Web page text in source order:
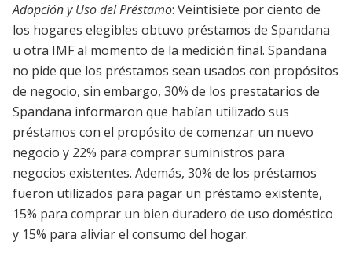
Adopción y Uso del Préstamo: Veintisiete por ciento de
los hogares elegibles obtuvo préstamos de Spandana
u otra IMF al momento de la medición final. Spandana
no pide que los préstamos sean usados con propósitos
de negocio, sin embargo, 30% de los prestatarios de
Spandana informaron que habían utilizado sus
préstamos con el propósito de comenzar un nuevo
negocio y 22% para comprar suministros para
negocios existentes. Además, 30% de los préstamos
fueron utilizados para pagar un préstamo existente,
15% para comprar un bien duradero de uso doméstico
y 15% para aliviar el consumo del hogar.